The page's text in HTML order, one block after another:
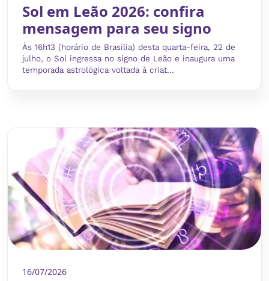
Sol em Leão 2026: confira
mensagem para seu signo
Às 16h13 (horário de Brasília) desta quarta-feira, 22 de
julho, o Sol ingressa no signo de Leão e inaugura uma
temporada astrológica voltada à criat...
16/07/2026